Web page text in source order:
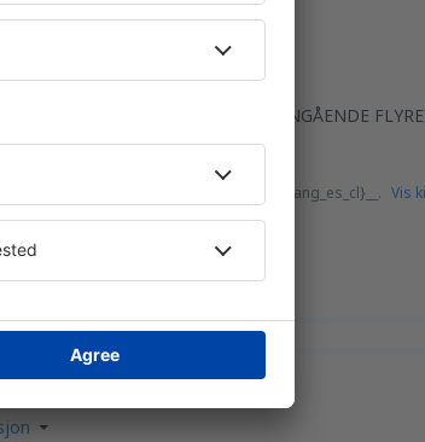
I SKILTINGEN TIL TURISTER ANGÅENDE
automatisk oversatt __{reviews-list.From_lang_es_cl}__. Vis